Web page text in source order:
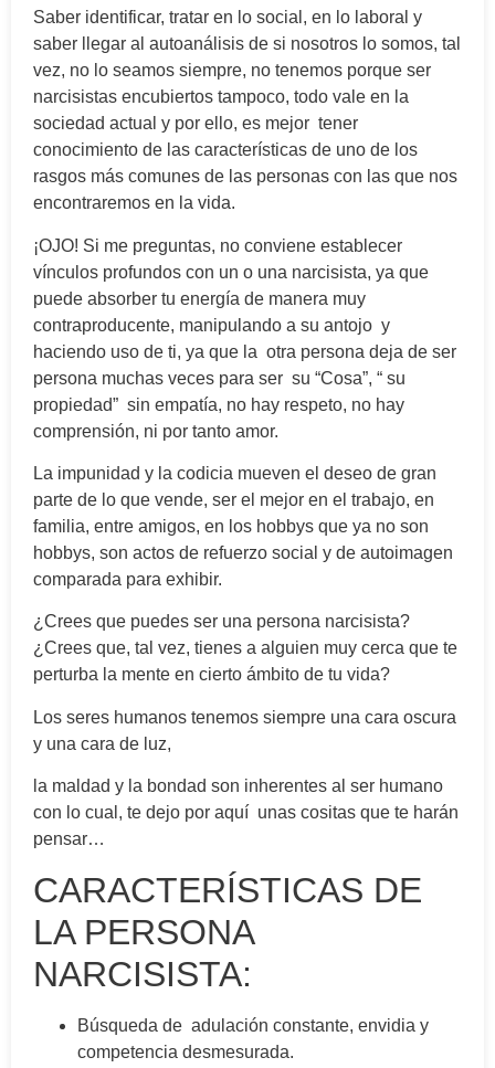
Saber identificar, tratar en lo social, en lo laboral y
saber llegar al autoanálisis de si nosotros lo somos, tal
vez, no lo seamos siempre, no tenemos porque ser
narcisistas encubiertos tampoco, todo vale en la
sociedad actual y por ello, es mejor tener
conocimiento de las características de uno de los
rasgos más comunes de las personas con las que nos
encontraremos en la vida.
¡OJO! Si me preguntas, no conviene establecer
vínculos profundos con un o una narcisista, ya que
puede absorber tu energía de manera muy
contraproducente, manipulando a su antojo y
haciendo uso de ti, ya que la otra persona deja de ser
persona muchas veces para ser su “Cosa”, “ su
propiedad” sin empatía, no hay respeto, no hay
comprensión, ni por tanto amor.
La impunidad y la codicia mueven el deseo de gran
parte de lo que vende, ser el mejor en el trabajo, en
familia, entre amigos, en los hobbys que ya no son
hobbys, son actos de refuerzo social y de autoimagen
comparada para exhibir.
¿Crees que puedes ser una persona narcisista?
¿Crees que, tal vez, tienes a alguien muy cerca que te
perturba la mente en cierto ámbito de tu vida?
Los seres humanos tenemos siempre una cara oscura
y una cara de luz,
la maldad y la bondad son inherentes al ser humano
con lo cual, te dejo por aquí unas cositas que te harán
pensar…
CARACTERÍSTICAS DE
LA PERSONA
NARCISISTA:
Búsqueda de adulación constante, envidia y
competencia desmesurada.